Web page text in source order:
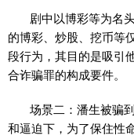
剧中以博彩等为名
的博彩、炒股、挖币等
段行为，其目的是吸引
合诈骗罪的构成要件。
场景二：潘生被骗
和逼迫下，为了保住性